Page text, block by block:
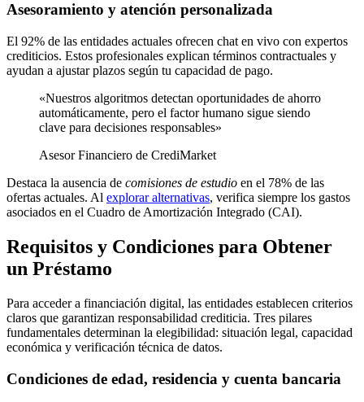
Asesoramiento y atención personalizada
El 92% de las entidades actuales ofrecen chat en vivo con expertos
crediticios. Estos profesionales explican términos contractuales y
ayudan a ajustar plazos según tu capacidad de pago.
«Nuestros algoritmos detectan oportunidades de ahorro
automáticamente, pero el factor humano sigue siendo
clave para decisiones responsables»
Asesor Financiero de CrediMarket
Destaca la ausencia de comisiones de estudio en el 78% de las
ofertas actuales. Al explorar alternativas, verifica siempre los gastos
asociados en el Cuadro de Amortización Integrado (CAI).
Requisitos y Condiciones para Obtener
un Préstamo
Para acceder a financiación digital, las entidades establecen criterios
claros que garantizan responsabilidad crediticia. Tres pilares
fundamentales determinan la elegibilidad: situación legal, capacidad
económica y verificación técnica de datos.
Condiciones de edad, residencia y cuenta bancaria